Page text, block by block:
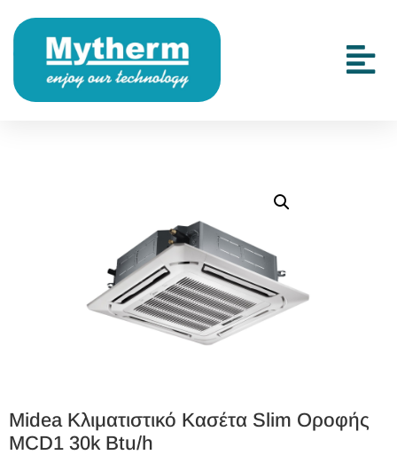
Midea Κλιματιστικό Κασέτα Slim Οροφής
MCD1 30k Btu/h